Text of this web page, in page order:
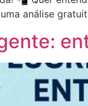
análise